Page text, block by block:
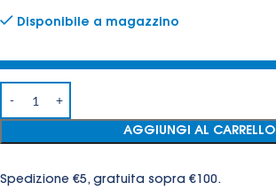
Disponibile a magazzino
AGGIUNGI AL CARRELLO
Spedizione €5, gratuita sopra €100.